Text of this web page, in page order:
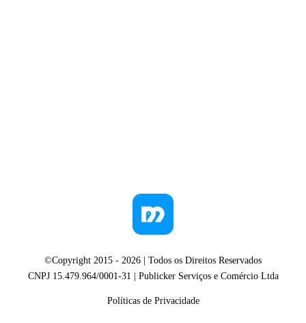
©Copyright 2015 - 2026 | Todos os Direitos Reservados
CNPJ 15.479.964/0001-31 | Publicker Serviços e Comércio Ltda
Políticas de Privacidade